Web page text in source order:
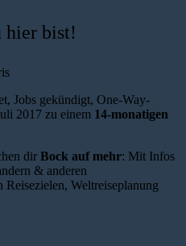
hier bist!
Jobs gekündigt, One-Way-
2017 zu einem 14-monatigen
dir Bock auf mehr: Mit Infos
& anderen
Weltreiseplanung